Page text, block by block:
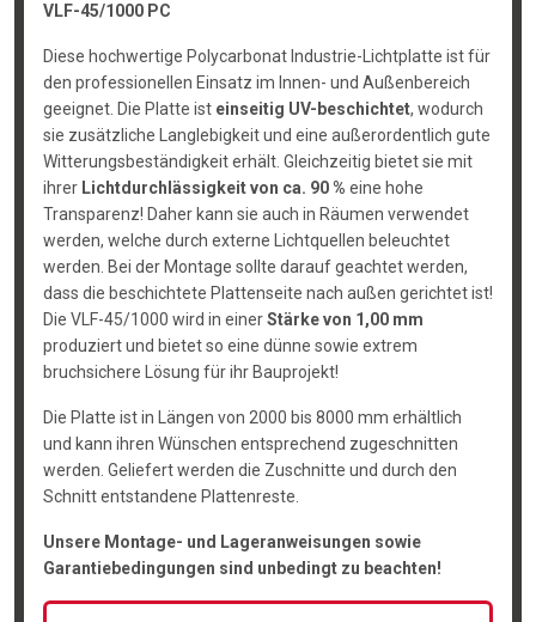
VLF-45/1000 PC
Diese hochwertige Polycarbonat Industrie-Lichtplatte ist für
den professionellen Einsatz im Innen- und Außenbereich
geeignet. Die Platte ist einseitig UV-beschichtet, wodurch
sie zusätzliche Langlebigkeit und eine außerordentlich gute
Witterungsbeständigkeit erhält. Gleichzeitig bietet sie mit
ihrer Lichtdurchlässigkeit von ca. 90 % eine hohe
Transparenz! Daher kann sie auch in Räumen verwendet
werden, welche durch externe Lichtquellen beleuchtet
werden. Bei der Montage sollte darauf geachtet werden,
dass die beschichtete Plattenseite nach außen gerichtet ist!
Die VLF-45/1000 wird in einerStärke von 1,00 mm
produziert und bietet so eine dünne sowie extrem
bruchsichere Lösung für ihr Bauprojekt!
Die Platte ist in Längen von 2000 bis 8000 mm erhältlich
und kann ihren Wünschen entsprechend zugeschnitten
werden. Geliefert werden die Zuschnitte und durch den
Schnitt entstandene Plattenreste.
Unsere Montage- und Lageranweisungen sowie
Garantiebedingungen sind unbedingt zu beachten!